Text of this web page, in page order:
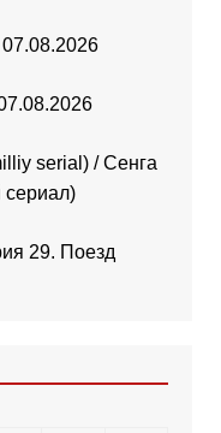
serial) / Сенга
29. Поезд